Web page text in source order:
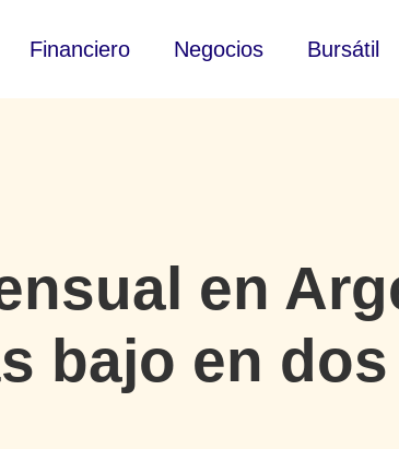
Financiero Negocios Bursátil
en
bajo en